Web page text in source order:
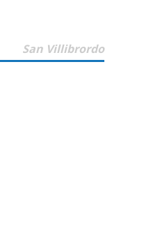
San Villibrordo